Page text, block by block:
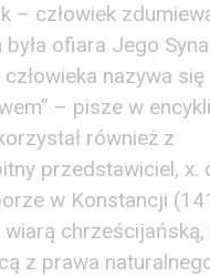
– człowiek
ofiara Jego
nazywa się
– pisze w
również z
przedstawiciel, x.
w Konstancji
chrześcijańską,
z prawa